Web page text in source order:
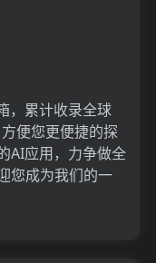
，累计收录全球
便您更便捷的探
AI应用，力争做全
您成为我们的一